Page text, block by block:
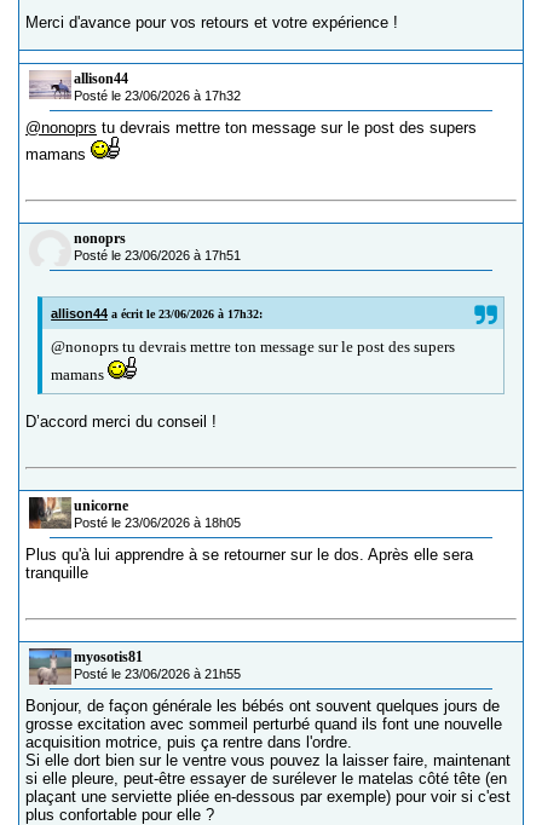
Merci d'avance pour vos retours et votre expérience !
allison44
Posté le 23/06/2026 à 17h32
@nonoprs tu devrais mettre ton message sur le post des supers
mamans
nonoprs
Posté le 23/06/2026 à 17h51
allison44 a écrit le 23/06/2026 à 17h32:
@nonoprs tu devrais mettre ton message sur le post des supers
mamans
D’accord merci du conseil !
unicorne
Posté le 23/06/2026 à 18h05
Plus qu'à lui apprendre à se retourner sur le dos. Après elle sera
tranquille
myosotis81
Posté le 23/06/2026 à 21h55
Bonjour, de façon générale les bébés ont souvent quelques jours de
grosse excitation avec sommeil perturbé quand ils font une nouvelle
acquisition motrice, puis ça rentre dans l'ordre.
Si elle dort bien sur le ventre vous pouvez la laisser faire, maintenant
si elle pleure, peut-être essayer de surélever le matelas côté tête (en
plaçant une serviette pliée en-dessous par exemple) pour voir si c'est
plus confortable pour elle ?